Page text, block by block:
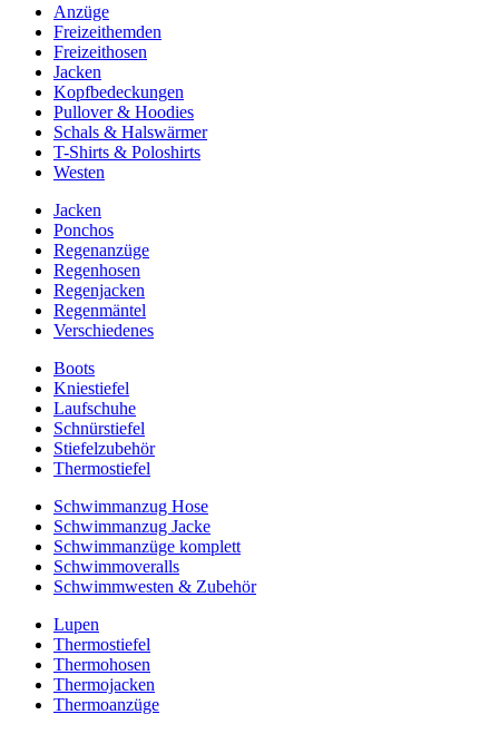
Anzüge
Freizeithemden
Freizeithosen
Jacken
Kopfbedeckungen
Pullover & Hoodies
Schals & Halswärmer
T-Shirts & Poloshirts
Westen
Jacken
Ponchos
Regenanzüge
Regenhosen
Regenjacken
Regenmäntel
Verschiedenes
Boots
Kniestiefel
Laufschuhe
Schnürstiefel
Stiefelzubehör
Thermostiefel
Schwimmanzug Hose
Schwimmanzug Jacke
Schwimmanzüge komplett
Schwimmoveralls
Schwimmwesten & Zubehör
Lupen
Thermostiefel
Thermohosen
Thermojacken
Thermoanzüge